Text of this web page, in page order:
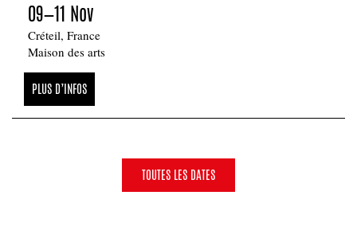
09—11 Nov
Créteil, France
Maison des arts
PLUS D’INFOS
TOUTES LES DATES